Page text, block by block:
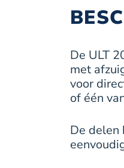
De ULT
met
voor
of één
De delen